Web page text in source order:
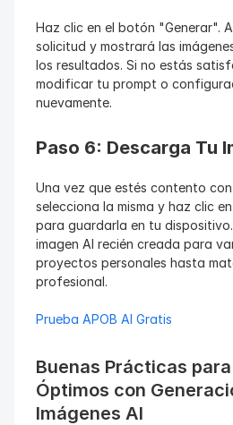
Haz clic en el botón "Generar".
solicitud y mostrará las
los resultados. Si no estás
modificar tu prompt o
nuevamente.
Paso 6: Descarga Tu
Una vez que estés contento con
selecciona la misma y haz clic
para guardarla en tu
imagen AI recién creada para
proyectos personales hasta
profesional.
Prueba APOB AI Gratis
Buenas Prácticas
Óptimos con
Imágenes AI